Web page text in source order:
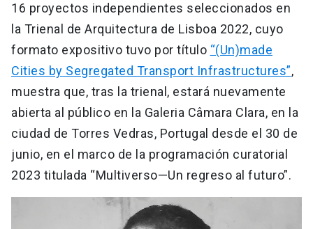
16 proyectos independientes seleccionados en
la Trienal de Arquitectura de Lisboa 2022, cuyo
formato expositivo tuvo por título “(Un)made
Cities by Segregated Transport Infrastructures”,
muestra que, tras la trienal, estará nuevamente
abierta al público en la Galeria Câmara Clara, en la
ciudad de Torres Vedras, Portugal desde el 30 de
junio, en el marco de la programación curatorial
2023 titulada “Multiverso—Un regreso al futuro”.